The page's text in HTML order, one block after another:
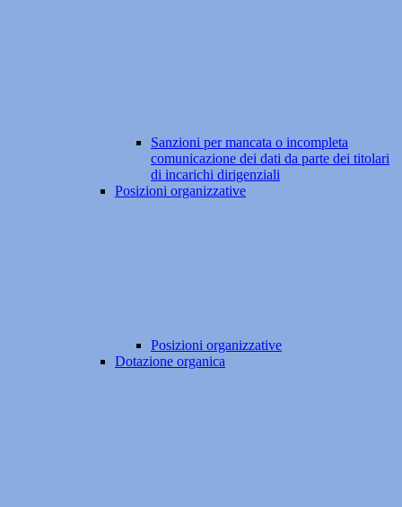
Sanzioni per mancata o incompleta
comunicazione dei dati da parte dei titolari
di incarichi dirigenziali
Posizioni organizzative
Posizioni organizzative
Dotazione organica